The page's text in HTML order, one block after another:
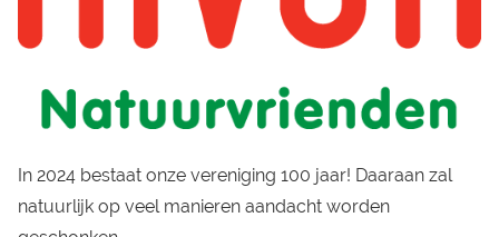
In 2024 bestaat onze vereniging 100 jaar! Daaraan zal
natuurlijk op veel manieren aandacht worden